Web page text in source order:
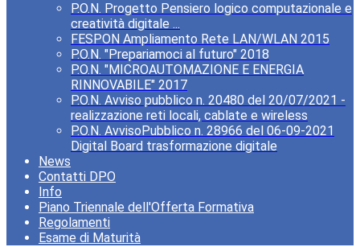
P.O.N. Progetto Pensiero logico computazionale e
creatività digitale ...
FESPON Ampliamento Rete LAN/WLAN 2015
P.O.N. "Prepariamoci al futuro" 2018
P.O.N. "MICROAUTOMAZIONE E ENERGIA
RINNOVABILE" 2017
P.O.N. Avviso pubblico n. 20480 del 20/07/2021 -
realizzazione reti locali, cablate e wireless
P.O.N. AvvisoPubblico n. 28966 del 06-09-2021
Digital Board trasformazione digitale
News
Contatti DPO
Info
Piano Triennale dell'Offerta Formativa
Regolamenti
Esame di Maturità